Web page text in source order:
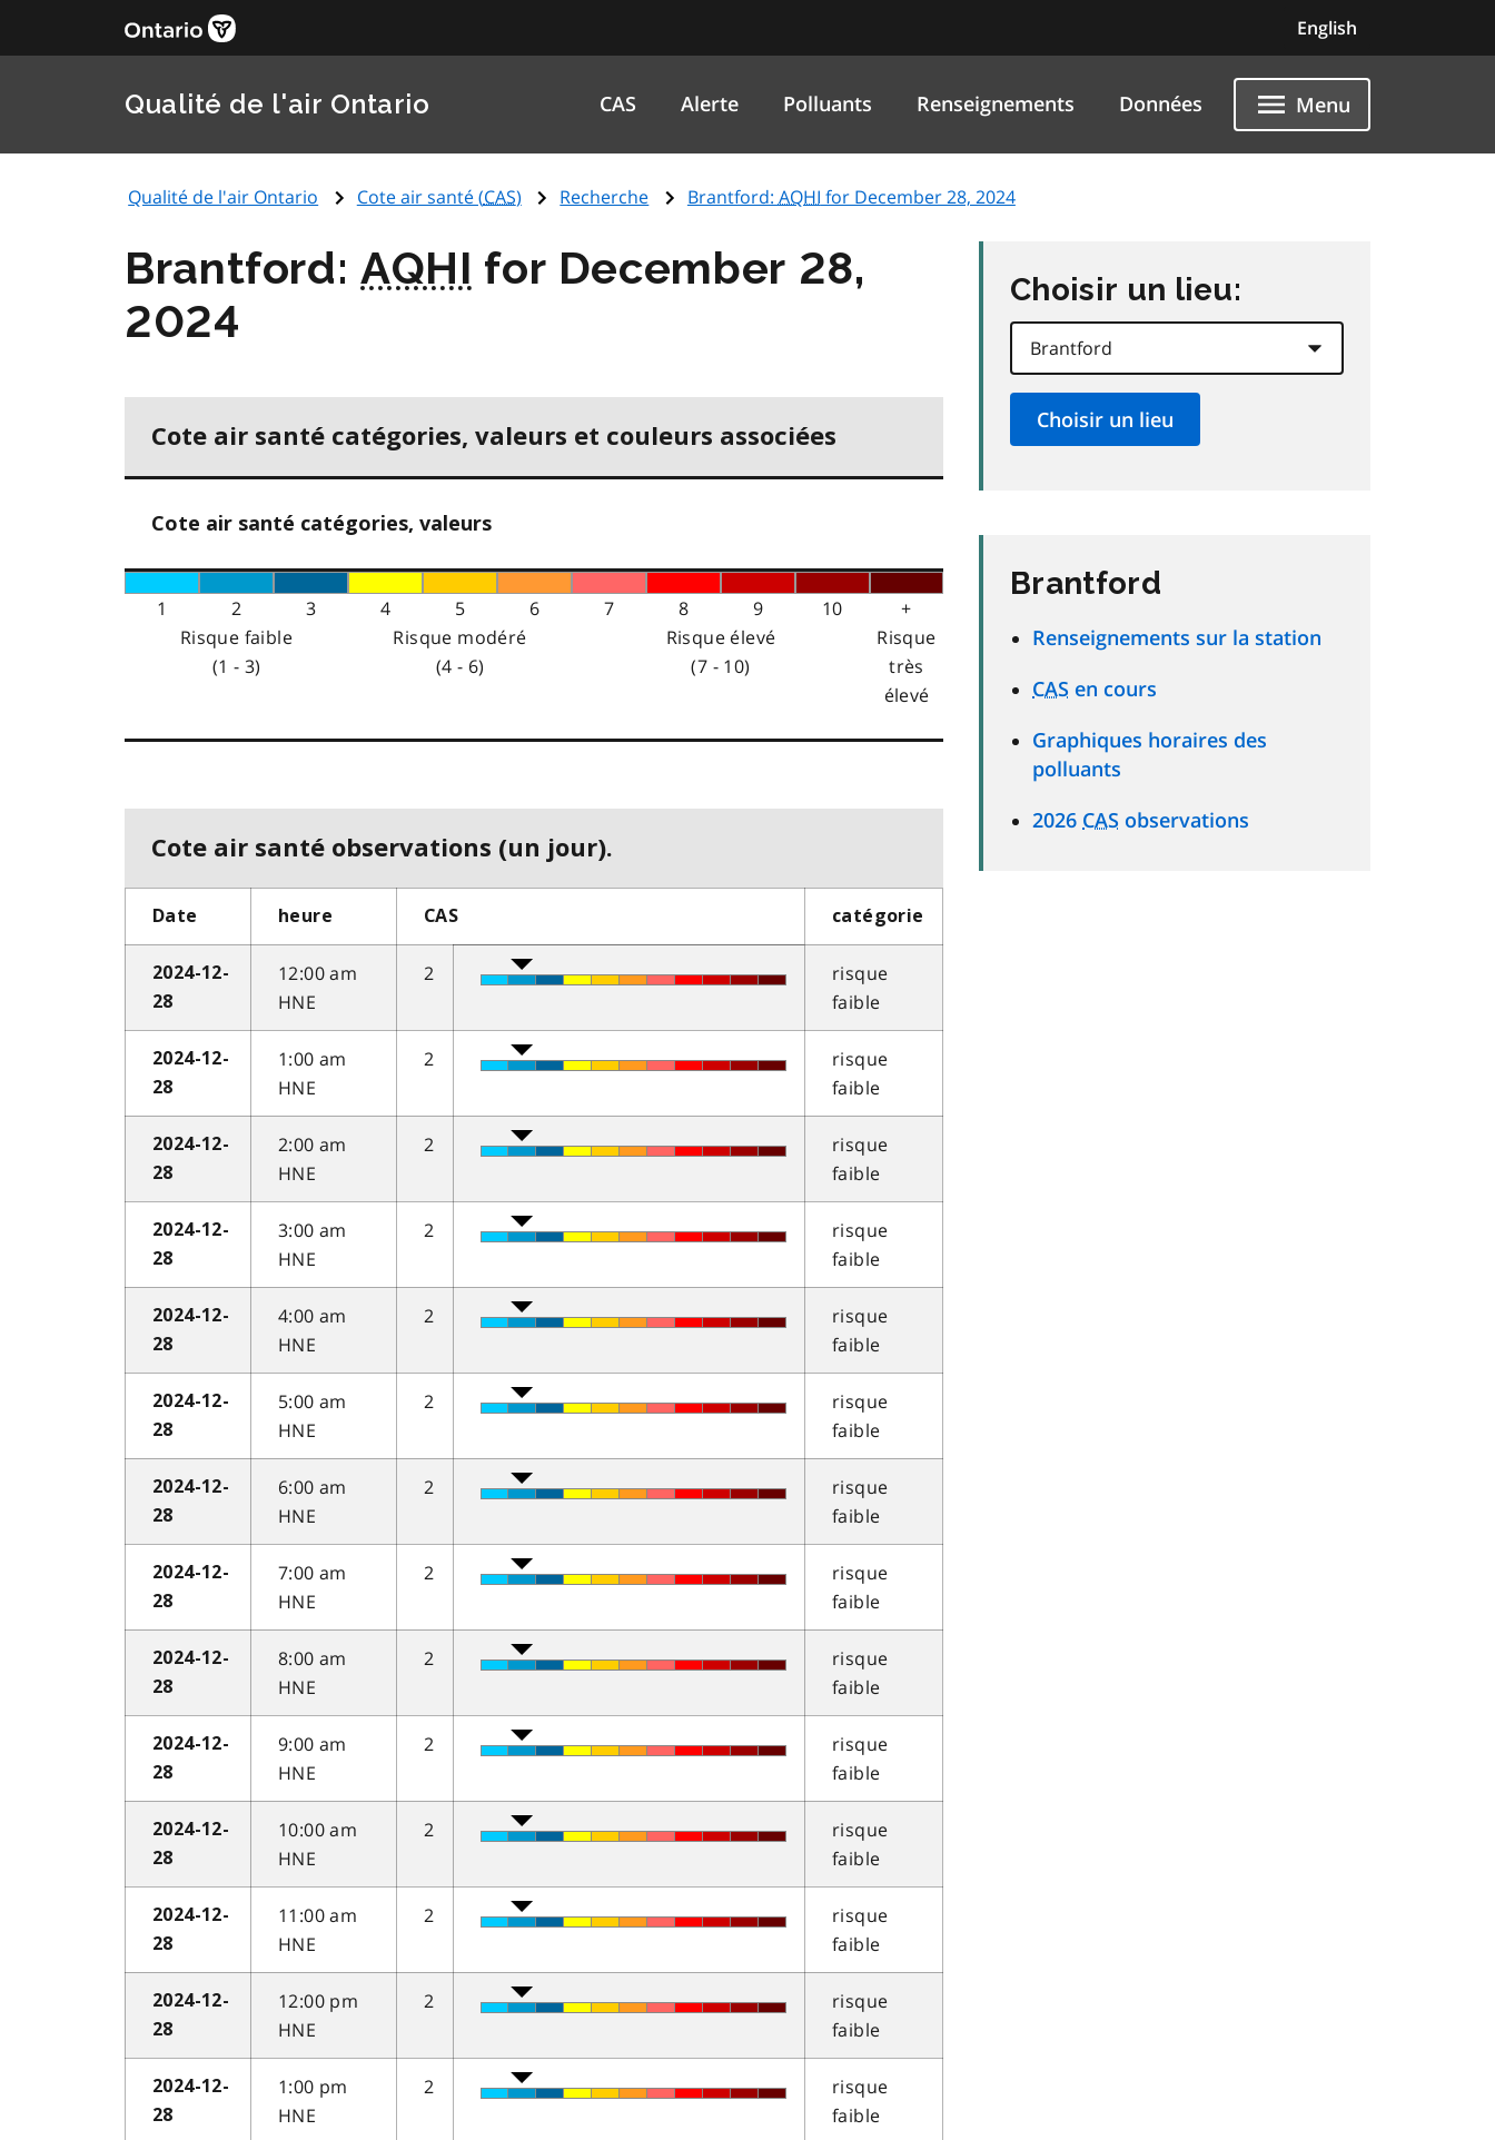
English
Qualité de l'air Ontario CAS Alerte Polluants Renseignements Données Menu
Qualité de l'air Ontario Cote air santé (CAS) Recherche Brantford: AQHI for December 28, 2024
Brantford:AQHI for December 28,
2024
Cote air santé catégories, valeurs et couleurs associées
Cote air santé catégories, valeurs
1 2 3 4 5 6 7 8 9 10
+
Risque faible
(1 - 3)
Risque modéré
(4 - 6)
Risque élevé
(7 - 10)
Risque
très
élevé
Cote air santé observations (un jour).
Date heure CAS catégorie
2024-12-
28
12:00 am
HNE
2
risque
faible
2024-12-
28
1:00 am
HNE
2
risque
faible
2024-12-
28
2:00 am
HNE
2
risque
faible
2024-12-
28
3:00 am
HNE
2
risque
faible
2024-12-
28
4:00 am
HNE
2
risque
faible
2024-12-
28
5:00 am
HNE
2
risque
faible
2024-12-
28
6:00 am
HNE
2
risque
faible
2024-12-
28
7:00 am
HNE
2
risque
faible
2024-12-
28
8:00 am
HNE
2
risque
faible
2024-12-
28
9:00 am
HNE
2
risque
faible
2024-12-
28
10:00 am
HNE
2
risque
faible
2024-12-
28
11:00 am
HNE
2
risque
faible
2024-12-
28
12:00 pm
HNE
2
risque
faible
2024-12-
28
1:00 pm
HNE
2
risque
faible
Choisir un lieu:
Brantford
Renseignements sur la station
CAS en cours
Graphiques horaires des
polluants
2026 CAS observations